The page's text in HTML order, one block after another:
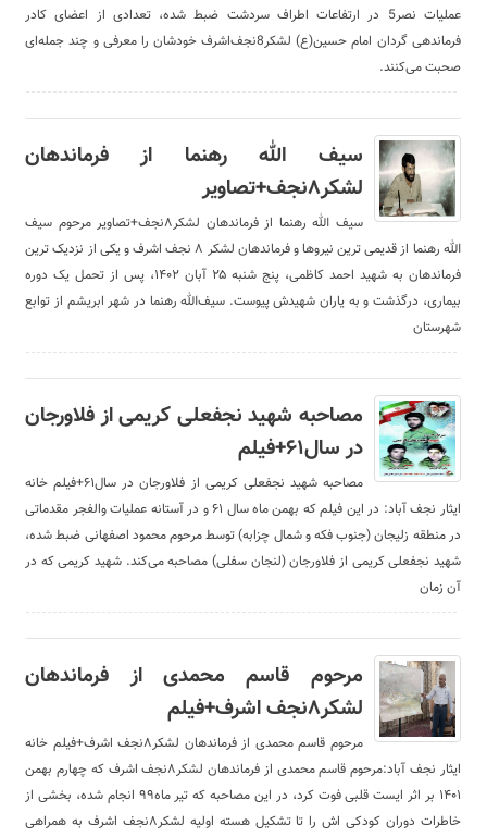
عملیات نصر5 در ارتفاعات اطراف سردشت ضبط شده، تعدادی از اعضای کادر
فرماندهی گردان امام حسین(ع) لشکر8نجف‌اشرف خودشان را معرفی و چند جمله‌ای
صحبت می‌کنند.
سیف الله رهنما از فرماندهان
لشکر۸نجف+تصاویر
سیف الله رهنما از فرماندهان لشکر۸نجف+تصاویر مرحوم سیف
الله رهنما از قدیمی ترین نیروها و فرماندهان لشکر ۸ نجف اشرف و یکی از نزدیک ترین
فرماندهان به شهید احمد کاظمی، پنج شنبه ۲۵ آبان ۱۴۰۲، پس از تحمل یک دوره
بیماری، درگذشت و به یاران شهیدش پیوست. سیف‌الله رهنما در شهر ابریشم از توابع
شهرستان
مصاحبه شهید نجفعلی کریمی از فلاورجان
در سال۶۱+فیلم
مصاحبه شهید نجفعلی کریمی از فلاورجان در سال۶۱+فیلم خانه
ایثار نجف آباد: در این فیلم که بهمن ماه سال ۶۱ و در آستانه عملیات والفجر مقدماتی
در منطقه زلیجان (جنوب فکه و شمال چزابه) توسط مرحوم محمود اصفهانی ضبط شده،
شهید نجفعلی کریمی از فلاورجان (لنجان سفلی) مصاحبه می‌کند. شهید کریمی که در
آن زمان
مرحوم قاسم محمدی از فرماندهان
لشکر۸نجف اشرف+فیلم
مرحوم قاسم محمدی از فرماندهان لشکر۸نجف اشرف+فیلم خانه
ایثار نجف آباد:مرحوم قاسم محمدی از فرماندهان لشکر۸نجف اشرف که چهارم بهمن
۱۴۰۱ بر اثر ایست قلبی فوت کرد، در این مصاحبه که تیر ماه۹۹ انجام شده، بخشی از
خاطرات دوران کودکی اش را تا تشکیل هسته اولیه لشکر۸نجف اشرف به همراهی